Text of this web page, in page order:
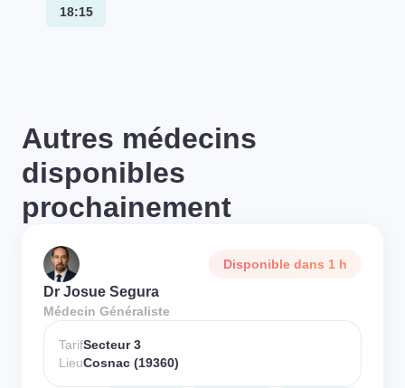
18:15
Autres médecins
disponibles
prochainement
Disponible dans 1 h
Dr Josue Segura
Médecin Généraliste
TarifSecteur 3
LieuCosnac (19360)